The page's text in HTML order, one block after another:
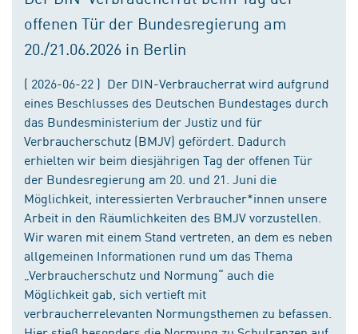
offenen Tür der Bundesregierung am
20./21.06.2026 in Berlin
( 2026-06-22 ) Der DIN-Verbraucherrat wird aufgrund
eines Beschlusses des Deutschen Bundestages durch
das Bundesministerium der Justiz und für
Verbraucherschutz (BMJV) gefördert. Dadurch
erhielten wir beim diesjährigen Tag der offenen Tür
der Bundesregierung am 20. und 21. Juni die
Möglichkeit, interessierten Verbraucher*innen unsere
Arbeit in den Räumlichkeiten des BMJV vorzustellen.
Wir waren mit einem Stand vertreten, an dem es neben
allgemeinen Informationen rund um das Thema
„Verbraucherschutz und Normung“ auch die
Möglichkeit gab, sich vertieft mit
verbraucherrelevanten Normungsthemen zu befassen.